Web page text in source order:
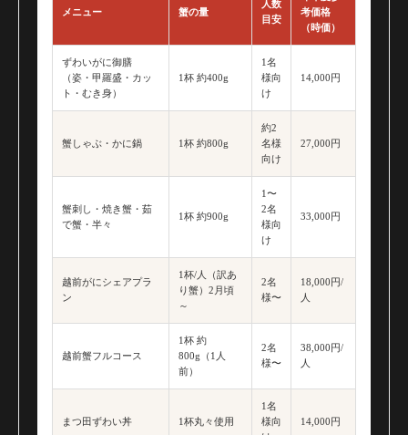
メニュー 蟹の量
人数
目安
考価格
（時価）
ずわいがに御膳
（姿・甲羅盛・カッ
ト・むき身）
1杯 約400g
1名
様向
け
14,000円
蟹しゃぶ・かに鍋 1杯 約800g
約2
名様
向け
27,000円
蟹刺し・焼き蟹・茹
で蟹・半々
1杯 約900g
1〜
2名
様向
け
33,000円
越前がにシェアプラ
ン
1杯/人（訳あ
り蟹）2月頃
～
2名
様〜
18,000円/
人
越前蟹フルコース
1杯 約
800g（1人
前）
2名
様〜
38,000円/
人
まつ田ずわい丼 1杯丸々使用
1名
様向
14,000円